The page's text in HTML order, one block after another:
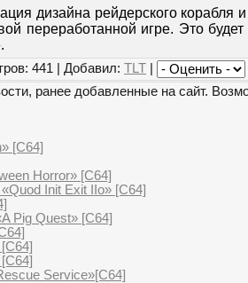
дизайна рейдерского корабля
переработанной игре. Это
441 | Добавил: TLT
ранее добавленные на сайт.
[C64]
Horror» [C64]
Init Exit IIo» [C64]
Pig Quest» [C64]
Service»[C64]